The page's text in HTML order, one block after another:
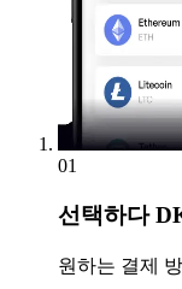
01
선택하다
원하는 결제